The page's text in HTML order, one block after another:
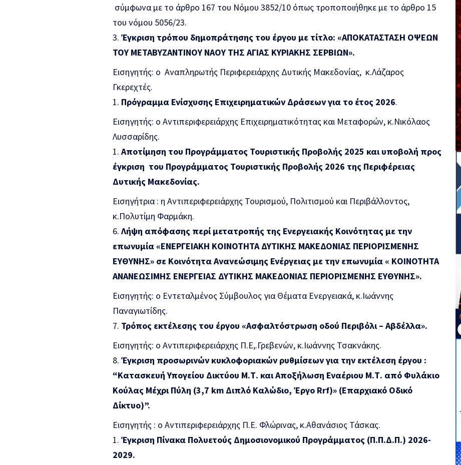
σύμφωνα με το άρθρο 167 του Νόμου 3852/10 όπως τροποποιήθηκε με το άρθρο 15
του νόμου 5056/23.
Έγκριση τρόπου δημοπράτησης του έργου με τίτλο: «ΑΠΟΚΑΤΑΣΤΑΣΗ ΟΨΕΩΝ
ΤΟΥ ΜΕΤΑΒΥΖΑΝΤΙΝΟΥ ΝΑΟΥ ΤΗΣ ΑΓΙΑΣ ΚΥΡΙΑΚΗΣ ΣΕΡΒΙΩΝ».
Εισηγητής: ο Αναπληρωτής Περιφερειάρχης Δυτικής Μακεδονίας, κ.Λάζαρος
Γκερεχτές.
Πρόγραμμα Ενίσχυσης Επιχειρηματικών Δράσεων για το έτος 2026.
Εισηγητής: ο Αντιπεριφερειάρχης Επιχειρηματικότητας και Μεταφορών, κ.Νικόλαος
Λυσσαρίδης.
Αποτίμηση του Προγράμματος Τουριστικής Προβολής 2025 και υποβολή προς
έγκριση του Προγράμματος Τουριστικής Προβολής 2026 της Περιφέρειας
Δυτικής Μακεδονίας.
Εισηγήτρια : η Αντιπεριφερειάρχης Τουρισμού, Πολιτισμού και Περιβάλλοντος,
κ.Πολυτίμη Φαρμάκη.
Λήψη απόφασης περί μετατροπής της Ενεργειακής Κοινότητας με την
επωνυμία «ΕΝΕΡΓΕΙΑΚΗ ΚΟΙΝΟΤΗΤΑ ΔΥΤΙΚΗΣ ΜΑΚΕΔΟΝΙΑΣ ΠΕΡΙΟΡΙΣΜΕΝΗΣ
ΕΥΘΥΝΗΣ» σε Κοινότητα Ανανεώσιμης Ενέργειας με την επωνυμία « ΚΟΙΝΟΤΗΤΑ
ΑΝΑΝΕΩΣΙΜΗΣ ΕΝΕΡΓΕΙΑΣ ΔΥΤΙΚΗΣ ΜΑΚΕΔΟΝΙΑΣ ΠΕΡΙΟΡΙΣΜΕΝΗΣ ΕΥΘΥΝΗΣ».
Εισηγητής: ο Εντεταλμένος Σύμβουλος για Θέματα Ενεργειακά, κ.Ιωάννης
Παναγιωτίδης.
Τρόπος εκτέλεσης του έργου «Ασφαλτόστρωση οδού Περιβόλι – Αβδέλλα».
Εισηγητής: ο Αντιπεριφερειάρχης Π.Ε,.Γρεβενών, κ.Ιωάννης Τσακνάκης.
Έγκριση προσωρινών κυκλοφοριακών ρυθμίσεων για την εκτέλεση έργου :
“Κατασκευή Υπογείου Δικτύου Μ.Τ. και Αποξήλωση Εναέριου Μ.Τ. από Φυλάκιο
Κούλας Μέχρι Πύλη (3,7 km Διπλό Καλώδιο, Έργο Rrf)» (Επαρχιακό Οδικό
Δίκτυο)”.
Εισηγητής : ο Αντιπεριφερειάρχης Π.Ε. Φλώρινας, κ.Αθανάσιος Τάσκας.
Έγκριση Πίνακα Πολυετούς Δημοσιονομικού Προγράμματος (Π.Π.Δ.Π.) 2026-
2029.